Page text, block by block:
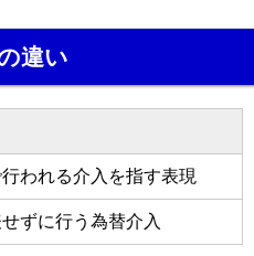
違い
われる介入を指す表現
ずに行う為替介入